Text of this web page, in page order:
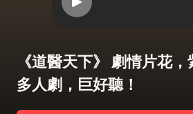
《道醫天下》 劇情片花
多人劇，巨好聽！